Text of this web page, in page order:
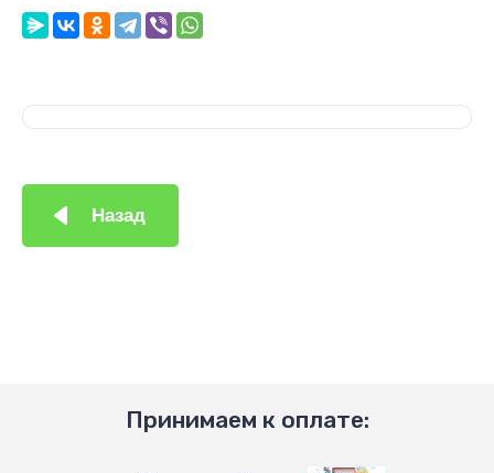
Назад
Принимаем к оплате: